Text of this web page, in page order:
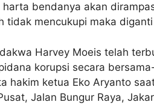
bendanya akan
tidak mencukupi maka
Harvey Moeis telah
korupsi secara
hakim ketua Eko Aryanto
Jalan Bungur Raya,